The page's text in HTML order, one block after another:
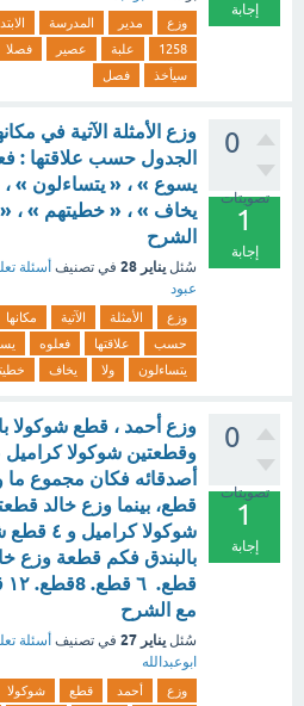
إجابة
وزع مدير المدرسة
1258
علبة عصير فصلا
سيأخذ
فصل
0
تصويتات
1
إجابة
وزع الأمثلة الآتية في
الجدول حسب علاقتها :
يسوع » ، « يتساءلون » ،
يخاف » ، « خطيتهم » ،
الشرح
سُئل يناير 28 في تصنيف أسئلة
عبود
وزع الأمثلة الآتية مكانها
حسب
علاقتها فعلوه
يتساءلون
ولا يخاف
0
تصويتات
1
إجابة
وزع أحمد ، قطع شوكولا
وقطعتين شوكولا
قطع، بينما وزع خالد
شوكولا
مع الشرح
سُئل يناير 27 في تصنيف أسئلة
ابوعبدالله
وزع أحمد قطع شوكولا